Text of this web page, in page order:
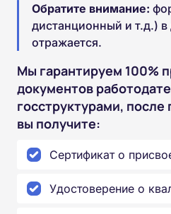
Обратите внимание:
дистанционный и т.д.)
отражается.
Мы гарантируем 100%
документов
госструктурами,
вы получите:
Сертификат о
Удостоверение о